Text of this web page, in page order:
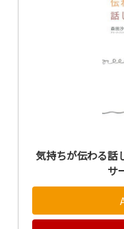
気持ちが伝わる話
サ